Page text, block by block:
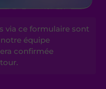
via ce formulaire sont
équipe
confirmée